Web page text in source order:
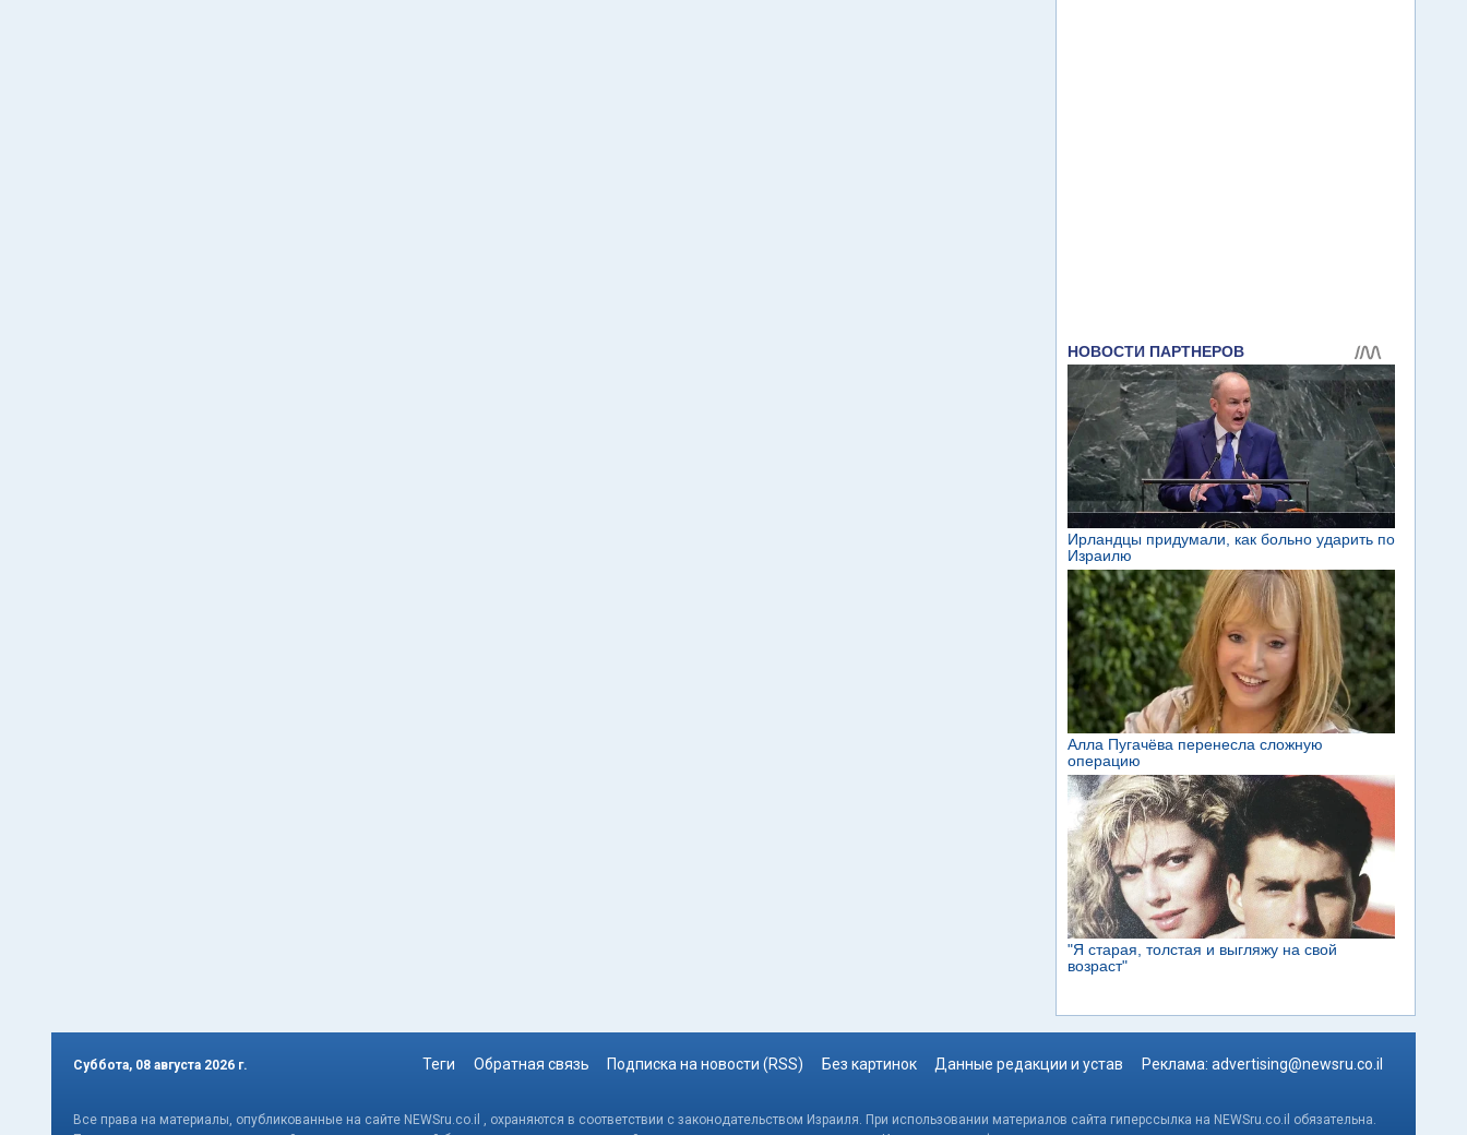
Суббота, 08 августа 2026 г. Теги Обратная связь Подписка на новости (RSS) Без картинок Данные редакции и устав Реклама: advertising@newsru.co.il
Все права на материалы, опубликованные на сайте NEWSru.co.il , охраняются в соответствии с законодательством Израиля. При использовании материалов сайта гиперссылка на NEWSru.co.il обязательна.